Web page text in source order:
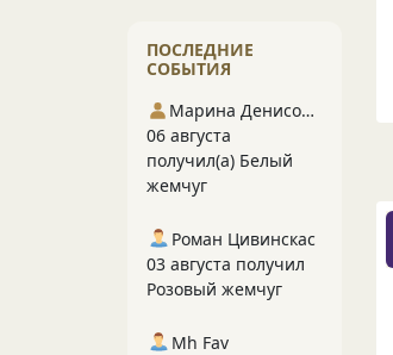
ПОСЛЕДНИЕ
СОБЫТИЯ
Марина Денисова 5
06 августа
получил(а) Белый
жемчуг
Роман Цивинскас
03 августа получил
Розовый жемчуг
Mh Fav